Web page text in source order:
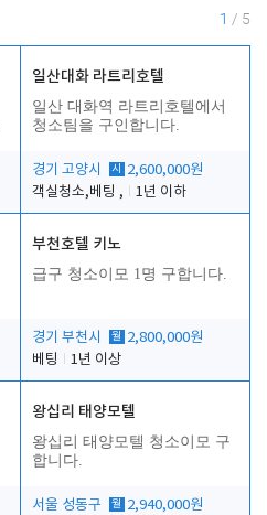
1 / 5
일산대화 라트리호텔
일산 대화역 라트리호텔에서
청소팀을 구인합니다.
경기 고양시 시
2,600,000원
객실청소,베팅 ,
1년 이하
부천호텔 키노
급구 청소이모 1명 구합니다.
경기 부천시 월 2,800,000원
베팅
1년 이상
왕십리 태양모텔
왕십리 태양모텔 청소이모 구
합니다.
서울 성동구 월 2,940,000원